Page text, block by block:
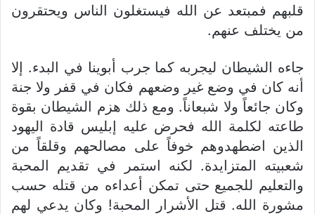
قلبهم فمبتعد عن الله فيستغلون الناس ويحتقرون
من يختلف عنهم.
جاءه الشيطان ليجربه كما جرب أبوينا في البدء. إلا
أنه كان في وضع غير وضعهم فكان في قفر ولا جنة
وكان جائعاً ولا شبعاناً. ومع ذلك هزم الشيطان بقوة
طاعته لكلمة الله فحرض عليه إبليس قادة اليهود
الذين اضطهدوهم خوفاً على مصالحهم وقلقاً من
شعبيته المتزايدة. لكنه استمر في تقديم المحبة
والتعليم للجميع حتى تمكن أعداءه من قتله حسب
مشورة الله. قتل الأشرار المحبة! وكان يدعي لهم